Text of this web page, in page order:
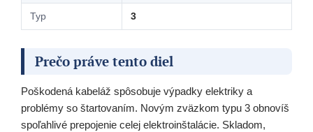
Typ 3
Prečo práve tento diel
Poškodená kabeláž spôsobuje výpadky elektriky a
problémy so štartovaním. Novým zväzkom typu 3 obnovíš
spoľahlivé prepojenie celej elektroinštalácie. Skladom,